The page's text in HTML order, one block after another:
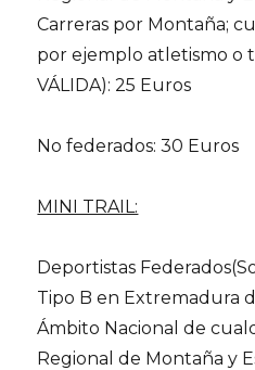
Carreras por Montaña;
por ejemplo atletismo o
VÁLIDA): 25 Euros
No federados: 30 Euros
MINI TRAIL:
Deportistas
Tipo B en Extremadura
Ámbito Nacional de
Regional de Montaña y